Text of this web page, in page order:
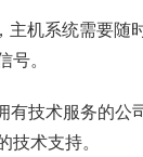
机系统需要随
。
技术服务的公
术支持。